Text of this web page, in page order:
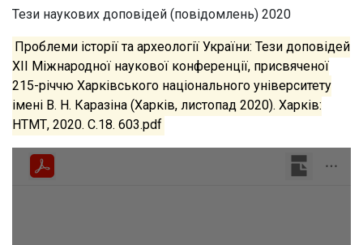
Тези наукових доповідей (повідомлень) 2020
Проблеми історії та археології України: Тези доповідей
ХІІ Міжнародної наукової конференції, присвяченої
215-річчю Харківського національного університету
імені В. Н. Каразіна (Харків, листопад 2020). Харків:
НТМТ, 2020. С.18. 603.pdf